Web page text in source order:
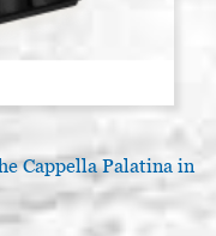
Cappella Palatina in